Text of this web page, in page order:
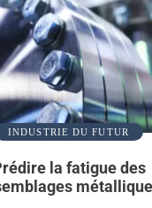
INDUSTRIE DU FUTUR
la fatigue des